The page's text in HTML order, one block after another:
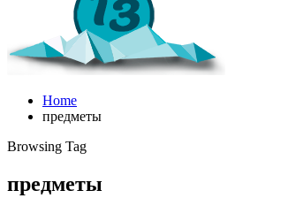
Home
предметы
Browsing Tag
предметы